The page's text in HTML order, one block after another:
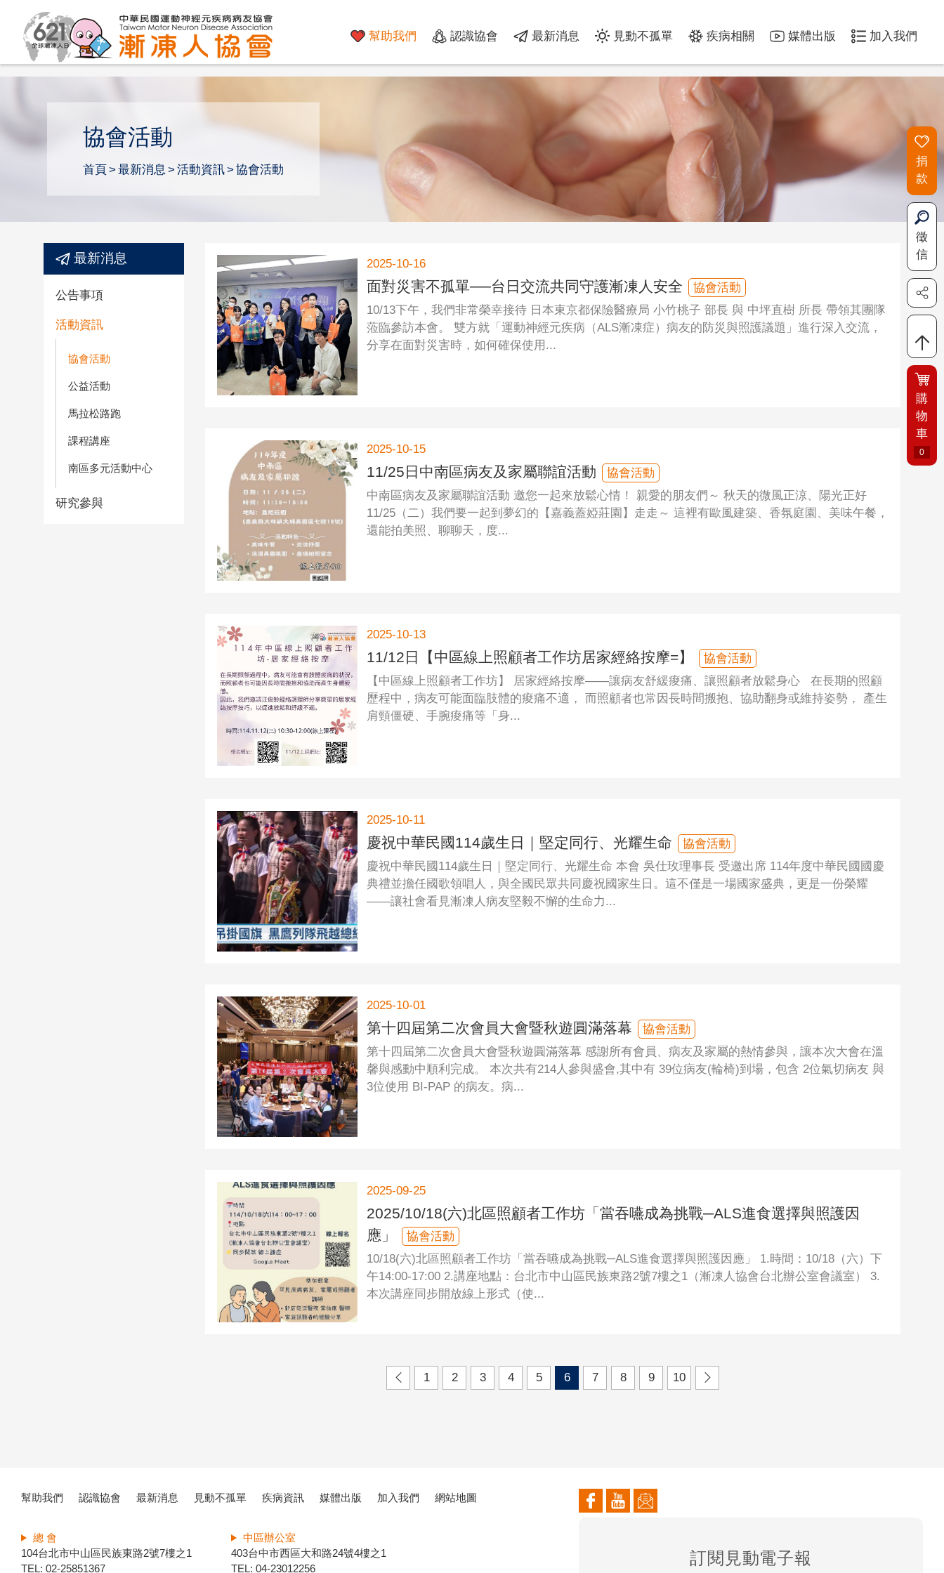
幫助我們 認識協會 最新消息 見動不孤單 疾病相關 媒體出版 加入我們
協會活動
首頁 最新消息 活動資訊 協會活動
最新消息
公告事項
活動資訊
協會活動
公益活動
馬拉松路跑
課程講座
南區多元活動中心
研究參與
2025-10-16
面對災害不孤單──台日交流共同守護漸凍人安全
協會活動
10/13下午，我們非常榮幸接待 日本東京都保險醫療局 小竹桃子 部長 與 中坪直樹 所長 帶領其團隊
蒞臨參訪本會。 雙方就「運動神經元疾病（ALS漸凍症）病友的防災與照護議題」進行深入交流，
分享在面對災害時，如何確保使用...
2025-10-15
11/25日中南區病友及家屬聯誼活動
協會活動
中南區病友及家屬聯誼活動 邀您一起來放鬆心情！ 親愛的朋友們～ 秋天的微風正涼、陽光正好
11/25（二）我們要一起到夢幻的【嘉義蓋婭莊園】走走～ 這裡有歐風建築、香氛庭園、美味午餐，
還能拍美照、聊聊天，度...
2025-10-13
11/12日【中區線上照顧者工作坊居家經絡按摩=】
協會活動
【中區線上照顧者工作坊】 居家經絡按摩——讓病友舒緩痠痛、讓照顧者放鬆身心 在長期的照顧
歷程中，病友可能面臨肢體的痠痛不適， 而照顧者也常因長時間搬抱、協助翻身或維持姿勢， 產生
肩頸僵硬、手腕痠痛等「身...
2025-10-11
慶祝中華民國114歲生日｜堅定同行、光耀生命
協會活動
慶祝中華民國114歲生日｜堅定同行、光耀生命 本會 吳仕玫理事長 受邀出席 114年度中華民國國慶
典禮並擔任國歌領唱人，與全國民眾共同慶祝國家生日。這不僅是一場國家盛典，更是一份榮耀
——讓社會看見漸凍人病友堅毅不懈的生命力...
2025-10-01
第十四屆第二次會員大會暨秋遊圓滿落幕
協會活動
第十四屆第二次會員大會暨秋遊圓滿落幕 感謝所有會員、病友及家屬的熱情參與，讓本次大會在溫
馨與感動中順利完成。 本次共有214人參與盛會,其中有 39位病友(輪椅)到場，包含 2位氣切病友 與
3位使用 BI-PAP 的病友。病...
2025-09-25
2025/10/18(六)北區照顧者工作坊「當吞嚥成為挑戰─ALS進食選擇與照護因
應」
協會活動
10/18(六)北區照顧者工作坊「當吞嚥成為挑戰─ALS進食選擇與照護因應」 1.時間：10/18（六）下
午14:00-17:00 2.講座地點：台北市中山區民族東路2號7樓之1（漸凍人協會台北辦公室會議室） 3.
本次講座同步開放線上形式（使...
1 2 3 4 5 6 7 8 9 10
捐
款
徵
信
購
物
車
0
幫助我們 認識協會 最新消息 見動不孤單 疾病資訊 媒體出版 加入我們 網站地圖
總 會
104台北市中山區民族東路2號7樓之1
TEL: 02-25851367
中區辦公室
403台中市西區大和路24號4樓之1
TEL: 04-23012256
訂閱見動電子報